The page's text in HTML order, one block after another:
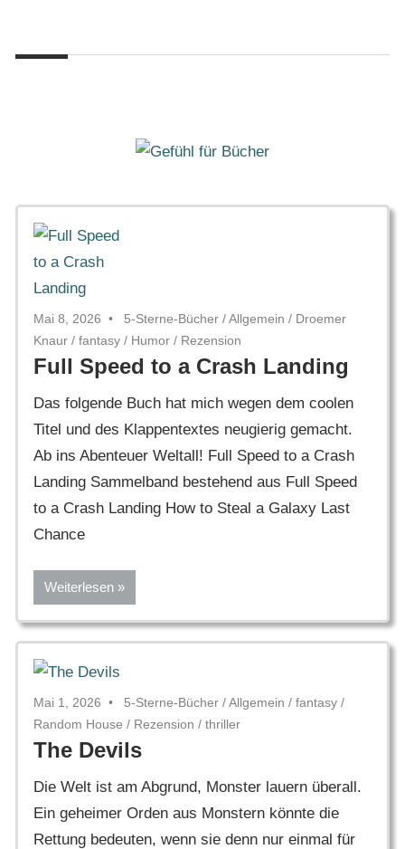
springen
Gefühl
für
Mai 8, 2026 5-Sterne-Bücher /Allgemein / Droemer
Knaur / fantasy / Humor / Rezension
Full Speed to a Crash Landing
Das folgende Buch hat mich wegen dem coolen
Titel und des Klappentextes neugierig gemacht.
Ab ins Abenteuer Weltall! Full Speed to a Crash
Landing Sammelband bestehend aus Full Speed
to a Crash Landing How to Steal a Galaxy Last
Chance
Weiterlesen
Mai 1, 2026 5-Sterne-Bücher /Allgemein / fantasy /
Random House / Rezension / thriller
The Devils
Die Welt ist am Abgrund, Monster lauern überall.
Ein geheimer Orden aus Monstern könnte die
Rettung bedeuten, wenn sie denn nur einmal für